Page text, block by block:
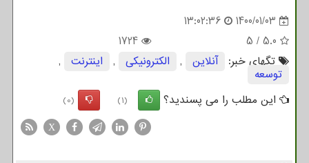
1400/01/03
13:02:36
5.0
/
5
1724
تگهای خبر:
آنلاین , الكترونیكی , اینترنت ,
توسعه
این مطلب را می پسندید؟
(1)
(0)
X